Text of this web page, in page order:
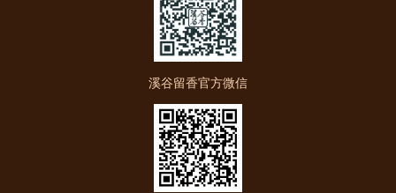
溪谷留香官方微信